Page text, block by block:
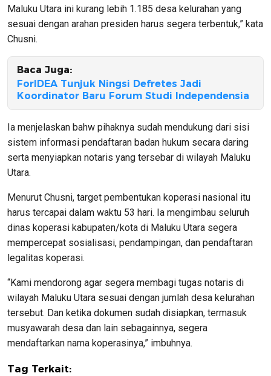
Maluku Utara ini kurang lebih 1.185 desa kelurahan yang
sesuai dengan arahan presiden harus segera terbentuk,” kata
Chusni.
Baca Juga:
ForIDEA Tunjuk Ningsi Defretes Jadi
Koordinator Baru Forum Studi Independensia
Ia menjelaskan bahw pihaknya sudah mendukung dari sisi
sistem informasi pendaftaran badan hukum secara daring
serta menyiapkan notaris yang tersebar di wilayah Maluku
Utara.
Menurut Chusni, target pembentukan koperasi nasional itu
harus tercapai dalam waktu 53 hari. Ia mengimbau seluruh
dinas koperasi kabupaten/kota di Maluku Utara segera
mempercepat sosialisasi, pendampingan, dan pendaftaran
legalitas koperasi.
“Kami mendorong agar segera membagi tugas notaris di
wilayah Maluku Utara sesuai dengan jumlah desa kelurahan
tersebut. Dan ketika dokumen sudah disiapkan, termasuk
musyawarah desa dan lain sebagainnya, segera
mendaftarkan nama koperasinya,” imbuhnya.
Tag Terkait: